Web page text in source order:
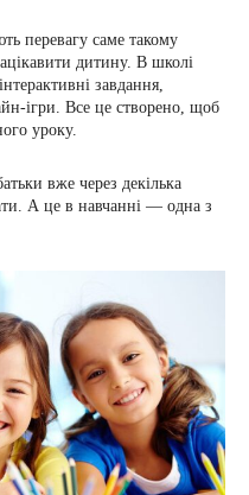
перевагу саме такому
дитину. В школі
завдання,
ігри. Все це створено, щоб
уроку.
вже через декілька
А це в навчанні — одна з